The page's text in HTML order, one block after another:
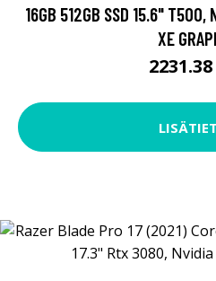
16GB 512GB SSD 15.6"
XE